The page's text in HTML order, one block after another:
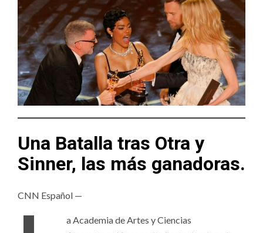
Una Batalla tras Otra y
Sinner, las más ganadoras.
CNN Español —
a Academia de Artes y Ciencias